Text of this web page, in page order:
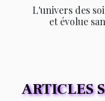
L'univers des
et évolue
ARTICLES